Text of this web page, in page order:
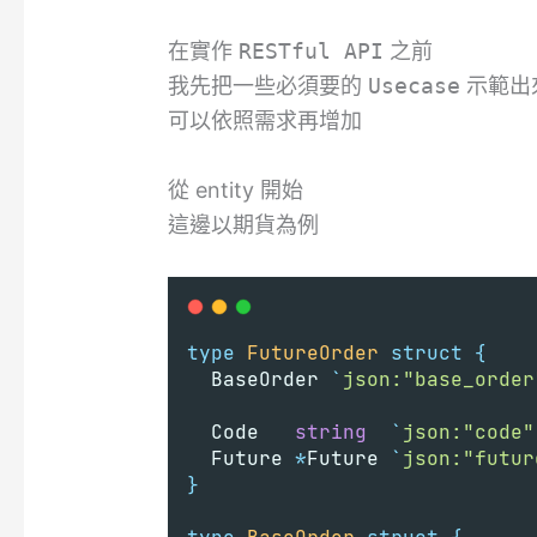
在實作 RESTful API 之前
我先把一些必須要的 Usecase 示範出
可以依照需求再增加
從 entity 開始
這邊以期貨為例
type FutureOrder struct {
	BaseOrder
`
	Code
string ` json:"code"
	Future
*Future `
}